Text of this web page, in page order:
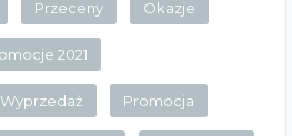
Przeceny Okazje
2021
Wyprzedaż Promocja